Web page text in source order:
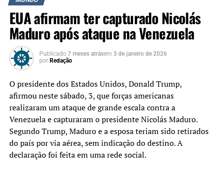
EUA afirmam ter capturado Nicolás
Maduro após ataque na Venezuela
Publicado 7 meses atrásem 3 de janeiro de 2026
por Redação
O presidente dos Estados Unidos, Donald Trump,
afirmou neste sábado, 3, que forças americanas
realizaram um ataque de grande escala contra a
Venezuela e capturaram o presidente Nicolás Maduro.
Segundo Trump, Maduro e a esposa teriam sido retirados
do país por via aérea, sem indicação do destino. A
declaração foi feita em uma rede social.